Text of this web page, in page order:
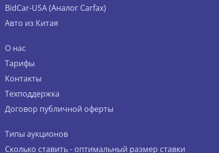
BidCar-USA (Аналог Carfax)
Авто из Китая
О нас
Тарифы
Контакты
Техподдержка
Договор публичной оферты
Типы аукционов
Сколько ставить - оптимальный размер ставки